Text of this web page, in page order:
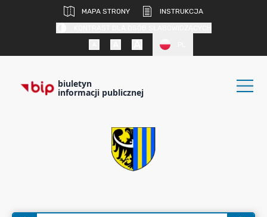
MAPA STRONY
INSTRUKCJA
biuletyn
informacji publicznej